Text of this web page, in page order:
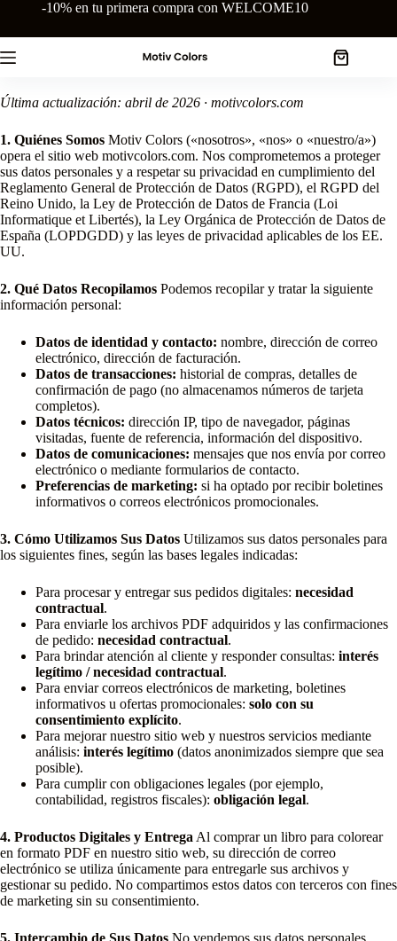
contenido
-10% en tu primera compra con WELCOME10
Carro
Última actualización: abril de 2026 · motivcolors.com
1. Quiénes Somos Motiv Colors («nosotros», «nos» o «nuestro/a»)
opera el sitio web motivcolors.com. Nos comprometemos a proteger
sus datos personales y a respetar su privacidad en cumplimiento del
Reglamento General de Protección de Datos (RGPD), el RGPD del
Reino Unido, la Ley de Protección de Datos de Francia (Loi
Informatique et Libertés), la Ley Orgánica de Protección de Datos de
España (LOPDGDD) y las leyes de privacidad aplicables de los EE.
UU.
2. Qué Datos Recopilamos Podemos recopilar y tratar la siguiente
información personal:
Datos de identidad y contacto: nombre, dirección de correo
electrónico, dirección de facturación.
Datos de transacciones: historial de compras, detalles de
confirmación de pago (no almacenamos números de tarjeta
completos).
Datos técnicos: dirección IP, tipo de navegador, páginas
visitadas, fuente de referencia, información del dispositivo.
Datos de comunicaciones: mensajes que nos envía por correo
electrónico o mediante formularios de contacto.
Preferencias de marketing: si ha optado por recibir boletines
informativos o correos electrónicos promocionales.
3. Cómo Utilizamos Sus Datos Utilizamos sus datos personales para
los siguientes fines, según las bases legales indicadas:
Para procesar y entregar sus pedidos digitales: necesidad
contractual.
Para enviarle los archivos PDF adquiridos y las confirmaciones
de pedido: necesidad contractual.
Para brindar atención al cliente y responder consultas: interés
legítimo / necesidad contractual.
Para enviar correos electrónicos de marketing, boletines
informativos u ofertas promocionales: solo con su
consentimiento explícito.
Para mejorar nuestro sitio web y nuestros servicios mediante
análisis: interés legítimo (datos anonimizados siempre que sea
posible).
Para cumplir con obligaciones legales (por ejemplo,
contabilidad, registros fiscales): obligación legal.
4. Productos Digitales y Entrega Al comprar un libro para colorear
en formato PDF en nuestro sitio web, su dirección de correo
electrónico se utiliza únicamente para entregarle sus archivos y
gestionar su pedido. No compartimos estos datos con terceros con fines
de marketing sin su consentimiento.
5. Intercambio de Sus Datos No vendemos sus datos personales.